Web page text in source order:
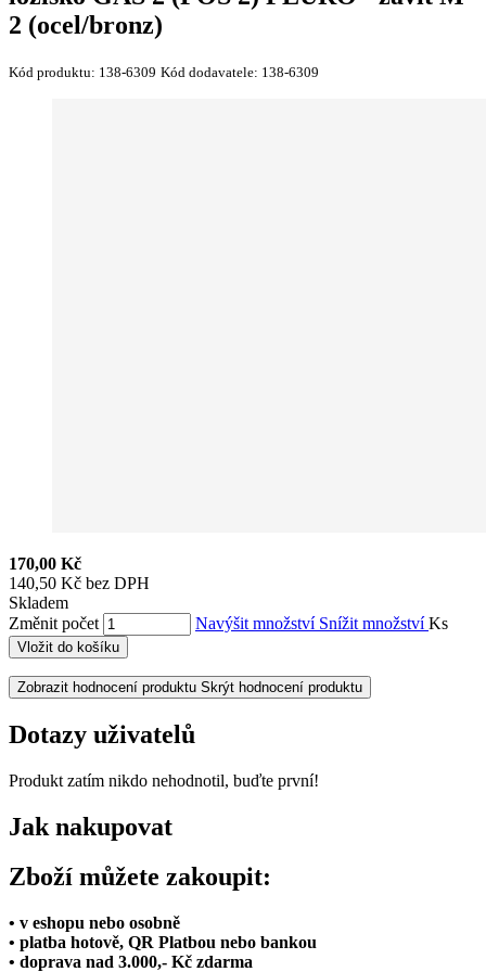
2 (ocel/bronz)
Kód produktu: 138-6309 Kód dodavatele: 138-6309
170,00 Kč
140,50 Kč bez DPH
Skladem
Změnit počet
Navýšit množství Snížit množstvíKs
Vložit do košíku
Zobrazit hodnocení produktu Skrýt hodnocení produktu
Dotazy uživatelů
Produkt zatím nikdo nehodnotil, buďte první!
Jak nakupovat
Zboží můžete zakoupit:
• v eshopu nebo osobně
• platba hotově, QR Platbou nebo bankou
• doprava nad 3.000,- Kč zdarma